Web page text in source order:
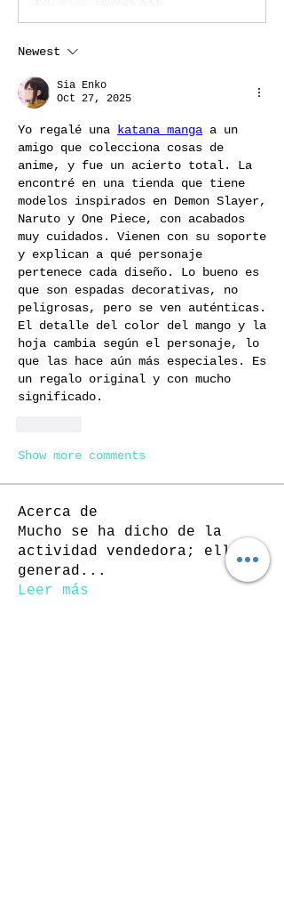
Newest
Sia Enko
Oct 27, 2025
Yo regalé una katana manga a un
amigo que colecciona cosas de
anime, y fue un acierto total. La
encontré en una tienda que tiene
modelos inspirados en Demon Slayer,
Naruto y One Piece, con acabados
muy cuidados. Vienen con su soporte
y explican a qué personaje
pertenece cada diseño. Lo bueno es
que son espadas decorativas, no
peligrosas, pero se ven auténticas.
El detalle del color del mango y la
hoja cambia según el personaje, lo
que las hace aún más especiales. Es
un regalo original y con mucho
significado.
Show more comments
Acerca de
Mucho se ha dicho de la
actividad vendedora; ello ha
generad ...
Leer más